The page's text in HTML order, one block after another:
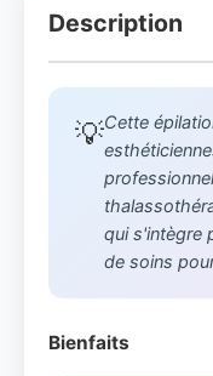
Description
💡Cette
qui s'intègre
de soins
Bienfaits